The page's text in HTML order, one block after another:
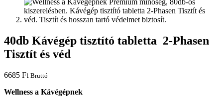
40db Kávégép tisztító tabletta 2-Phasen
Tisztít és véd
6685 Ft Bruttó
Wellness a Kávégépnek